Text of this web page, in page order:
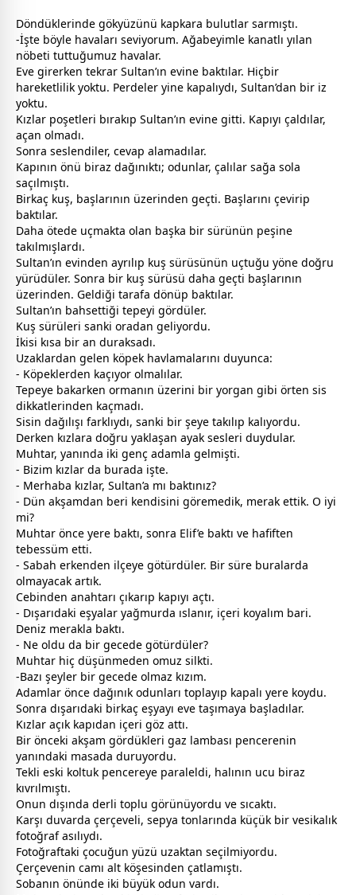
Döndüklerinde gökyüzünü kapkara bulutlar sarmıştı.
-İşte böyle havaları seviyorum. Ağabeyimle kanatlı yılan
nöbeti tuttuğumuz havalar.
Eve girerken tekrar Sultan’ın evine baktılar. Hiçbir
hareketlilik yoktu. Perdeler yine kapalıydı, Sultan’dan bir iz
yoktu.
Kızlar poşetleri bırakıp Sultan’ın evine gitti. Kapıyı çaldılar,
açan olmadı.
Sonra seslendiler, cevap alamadılar.
Kapının önü biraz dağınıktı; odunlar, çalılar sağa sola
saçılmıştı.
Birkaç kuş, başlarının üzerinden geçti. Başlarını çevirip
baktılar.
Daha ötede uçmakta olan başka bir sürünün peşine
takılmışlardı.
Sultan’ın evinden ayrılıp kuş sürüsünün uçtuğu yöne doğru
yürüdüler. Sonra bir kuş sürüsü daha geçti başlarının
üzerinden. Geldiği tarafa dönüp baktılar.
Sultan’ın bahsettiği tepeyi gördüler.
Kuş sürüleri sanki oradan geliyordu.
İkisi kısa bir an duraksadı.
Uzaklardan gelen köpek havlamalarını duyunca:
- Köpeklerden kaçıyor olmalılar.
Tepeye bakarken ormanın üzerini bir yorgan gibi örten sis
dikkatlerinden kaçmadı.
Sisin dağılışı farklıydı, sanki bir şeye takılıp kalıyordu.
Derken kızlara doğru yaklaşan ayak sesleri duydular.
Muhtar, yanında iki genç adamla gelmişti.
- Bizim kızlar da burada işte.
- Merhaba kızlar, Sultan’a mı baktınız?
- Dün akşamdan beri kendisini göremedik, merak ettik. O iyi
mi?
Muhtar önce yere baktı, sonra Elif’e baktı ve hafiften
tebessüm etti.
- Sabah erkenden ilçeye götürdüler. Bir süre buralarda
olmayacak artık.
Cebinden anahtarı çıkarıp kapıyı açtı.
- Dışarıdaki eşyalar yağmurda ıslanır, içeri koyalım bari.
Deniz merakla baktı.
- Ne oldu da bir gecede götürdüler?
Muhtar hiç düşünmeden omuz silkti.
-Bazı şeyler bir gecede olmaz kızım.
Adamlar önce dağınık odunları toplayıp kapalı yere koydu.
Sonra dışarıdaki birkaç eşyayı eve taşımaya başladılar.
Kızlar açık kapıdan içeri göz attı.
Bir önceki akşam gördükleri gaz lambası pencerenin
yanındaki masada duruyordu.
Tekli eski koltuk pencereye paraleldi, halının ucu biraz
kıvrılmıştı.
Onun dışında derli toplu görünüyordu ve sıcaktı.
Karşı duvarda çerçeveli, sepya tonlarında küçük bir vesikalık
fotoğraf asılıydı.
Fotoğraftaki çocuğun yüzü uzaktan seçilmiyordu.
Çerçevenin camı alt köşesinden çatlamıştı.
Sobanın önünde iki büyük odun vardı.